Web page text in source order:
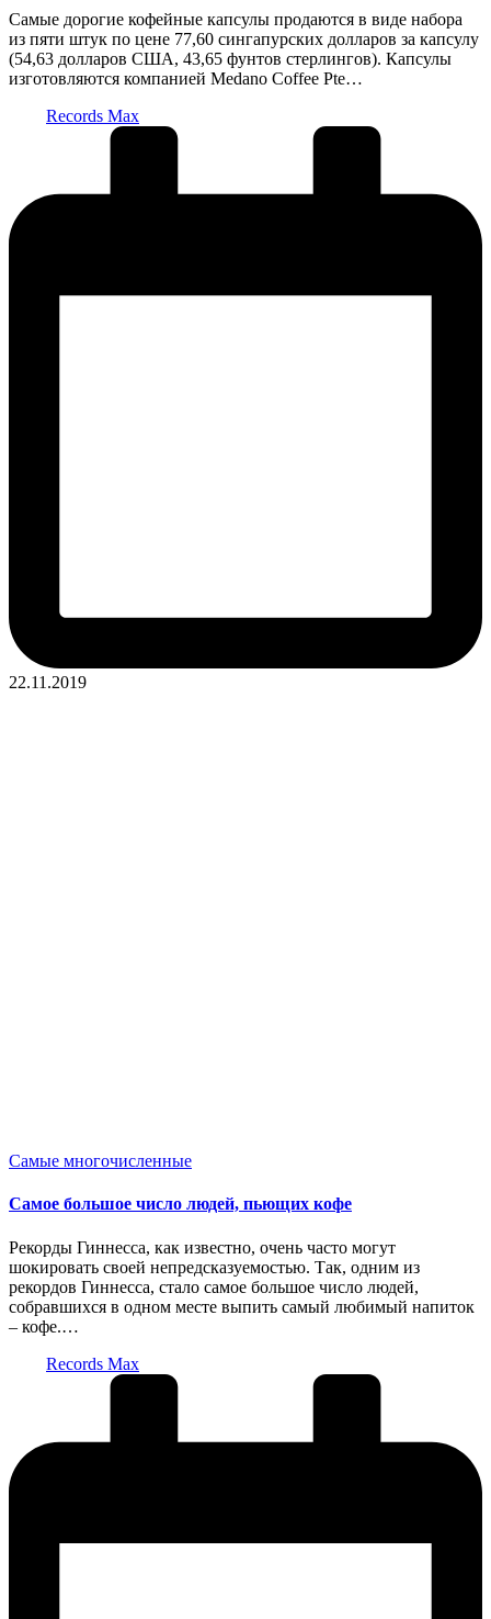
Самые дорогие кофейные капсулы продаются в виде набора
из пяти штук по цене 77,60 сингапурских долларов за капсулу
(54,63 долларов США, 43,65 фунтов стерлингов). Капсулы
изготовляются компанией Medano Coffee Pte…
Records Max
22.11.2019
Опубликовано
Самые многочисленные
Самое большое число людей, пьющих кофе
Рекорды Гиннесса, как известно, очень часто могут
шокировать своей непредсказуемостью. Так, одним из
рекордов Гиннесса, стало самое большое число людей,
собравшихся в одном месте выпить самый любимый напиток
– кофе.…
Records Max